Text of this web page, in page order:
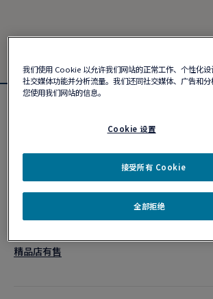
作品编号
精品店有售
我们使用 Cookie 以允许我们网站的正常工作、个性化
社交媒体功能并分析流量。我们还同社交媒体、广告和
您使用我们网站的信息。
Cookie 设置
全部拒绝
接受所有 Cookie